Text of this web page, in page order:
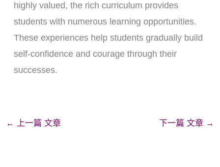
highly valued, the rich curriculum provides
students with numerous learning opportunities.
These experiences help students gradually build
self-confidence and courage through their
successes.
← 上一篇 文章 下一篇 文章 →